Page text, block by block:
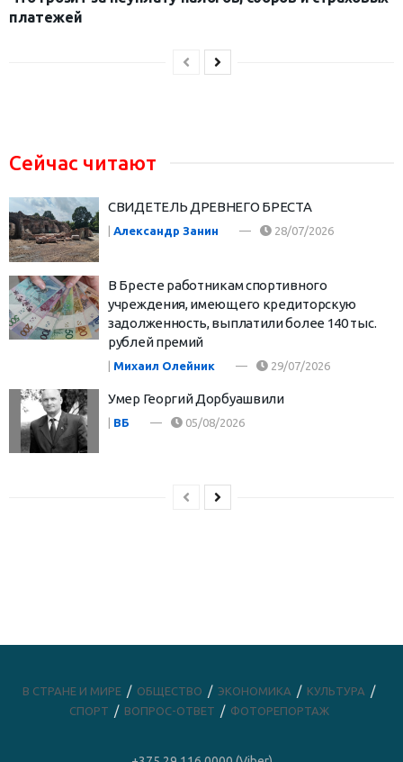
платежей
Сейчас читают
СВИДЕТЕЛЬ ДРЕВНЕГО БРЕСТА
Александр Занин 28/07/2026
В Бресте работникам спортивного
учреждения, имеющего кредиторскую
задолженность, выплатили более 140 тыс.
рублей премий
| Михаил Олейник 29/07/2026
Умер Георгий Дорбуашвили
| ВБ 05/08/2026
В СТРАНЕ И МИРЕ ОБЩЕСТВО ЭКОНОМИКА
КУЛЬТУРА
СПОРТ
ВОПРОС-ОТВЕТ ФОТОРЕПОРТАЖ